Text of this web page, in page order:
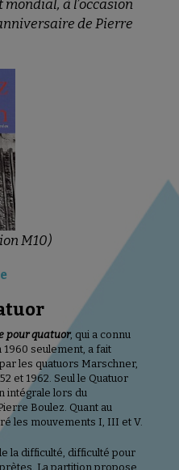
à l’occasion
de Pierre
M10)
pour quatuor, qui a connu
seulement, a fait
les quatuors Marschner,
et 1962. Seul le Quatuor
intégrale lors du
Boulez. Quant au
les mouvements I, III et V.
la difficulté, difficulté pour
La partition propose